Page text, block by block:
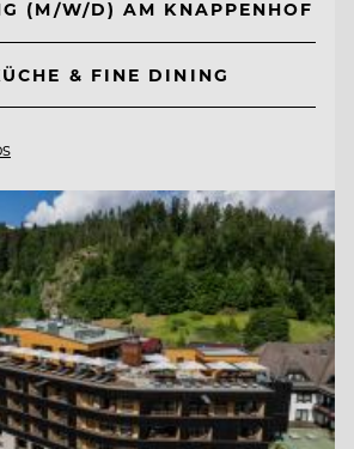
(M/W/D) AM KNAPPENHOF
& FINE DINING